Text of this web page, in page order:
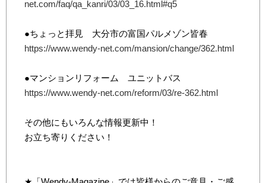
net.com/faq/qa_kanri/03/03_16.html#q5
●ちょっと拝見 大分市の富国パルメゾン皆春
https://www.wendy-net.com/mansion/change/362.html
●マンションリフォーム ユニットバス
https://www.wendy-net.com/reform/03/re-362.html
その他にもいろんな情報更新中！
お立ち寄りください！